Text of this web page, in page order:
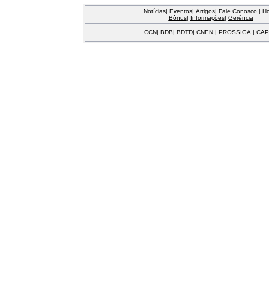
Notícias| Eventos| Artigos| Fale Conosco |
Bônus| Informações| Gerência
CCN| BDB| BDTD| CNEN | PROSSIGA |